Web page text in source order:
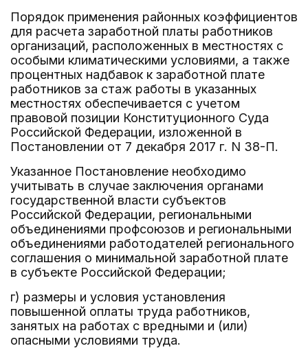
Порядок применения районных коэффициентов
для расчета заработной платы работников
организаций, расположенных в местностях с
особыми климатическими условиями, а также
процентных надбавок к заработной плате
работников за стаж работы в указанных
местностях обеспечивается с учетом
правовой позиции Конституционного Суда
Российской Федерации, изложенной в
Постановлении от 7 декабря 2017 г. N 38-П.
Указанное Постановление необходимо
учитывать в случае заключения органами
государственной власти субъектов
Российской Федерации, региональными
объединениями профсоюзов и региональными
объединениями работодателей регионального
соглашения о минимальной заработной плате
в субъекте Российской Федерации;
г) размеры и условия установления
повышенной оплаты труда работников,
занятых на работах с вредными и (или)
опасными условиями труда.